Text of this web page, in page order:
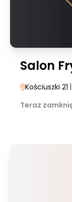
Salon
Kościuszki 21
Teraz